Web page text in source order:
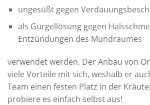
ungesüßt gegen
als Gurgellösung gegen
Entzündungen des Mundraumes
verwendet werden. Der Anbau von
viele Vorteile mit sich, weshalb er
Team einen festen Platz in der
probiere es einfach selbst aus!